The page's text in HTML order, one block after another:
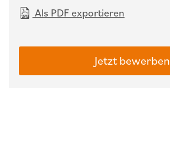
Als PDF exportieren
Jetzt bewerben